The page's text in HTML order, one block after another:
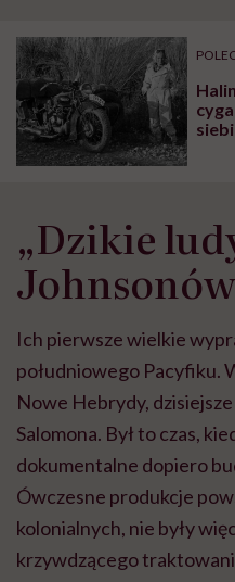
„Dzikie
Johnsonów
Ich pierwsze wielkie
południowego Pacyfiku.
Nowe Hebrydy,
Salomona. Był to czas,
dokumentalne dopiero
Ówczesne produkcje
kolonialnych, nie były
krzywdzącego